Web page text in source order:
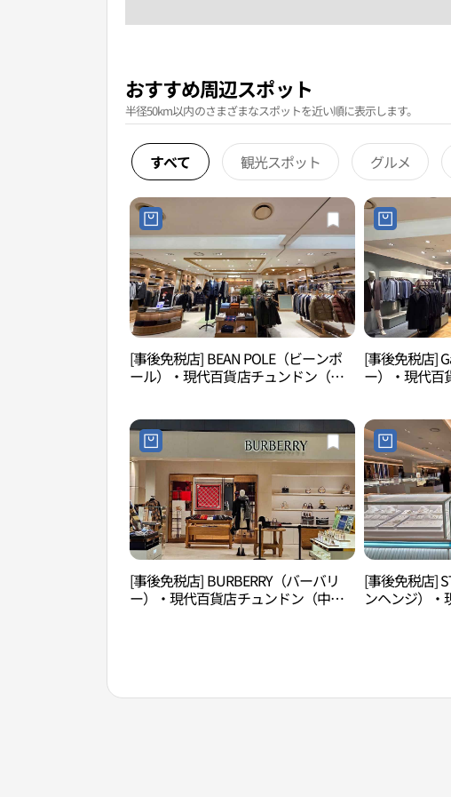
おすすめ周辺スポット
半径50km以内のさまざまなスポットを近い順に表示します。
すべて 観光スポット グルメ
[事後免税店] BEAN POLE（ビーンポ
ール）・現代百貨店チュンドン（中
[事後免税店]
ー）・現代百
[事後免税店] BURBERRY（バーバリ
ー）・現代百貨店チュンドン（中
[事後免税店]
ンヘンジ）・